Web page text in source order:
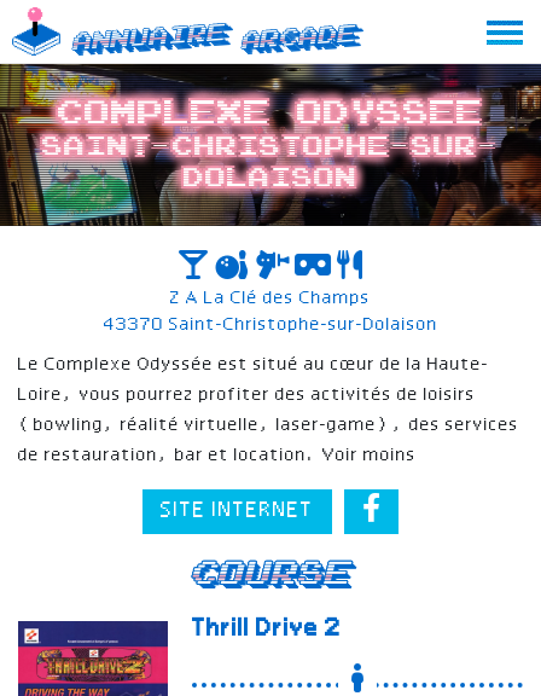
Skip
to
content
Annuaire Arcade
Complexe Odyssee
Saint-Christophe-sur-
Dolaison
Z A La Clé des Champs
43370 Saint-Christophe-sur-Dolaison
Le Complexe Odyssée est situé au cœur de la Haute-
Loire, vous pourrez profiter des activités de loisirs
(bowling, réalité virtuelle, laser-game), des services
de restauration, bar et location. Voir moins
SITE INTERNET
Course
Thrill Drive 2